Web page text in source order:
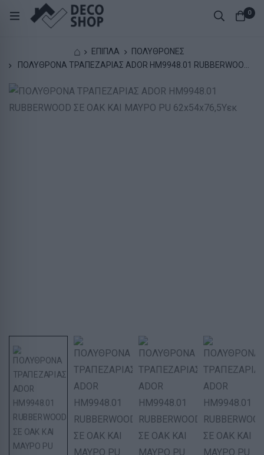
0
⌂ ΕΠΙΠΛΑ
ΠΟΛΥΘΡΟΝΕΣ
ΠΟΛΥΘΡΟΝΑ ΤΡΑΠΕΖΑΡΙΑΣ ADOR HM9948.01 RUBBERWOOD